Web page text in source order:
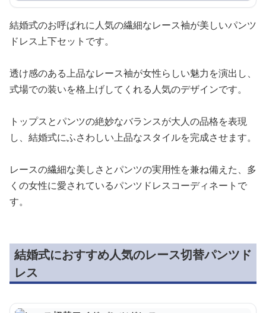
結婚式のお呼ばれに人気の繊細なレース袖が美しいパンツ
ドレス上下セットです。
透け感のある上品なレース袖が女性らしい魅力を演出し、
式場での装いを格上げしてくれる人気のデザインです。
トップスとパンツの絶妙なバランスが大人の品格を表現
し、結婚式にふさわしい上品なスタイルを完成させます。
レースの繊細な美しさとパンツの実用性を兼ね備えた、多
くの女性に愛されているパンツドレスコーディネートで
す。
結婚式におすすめ人気のレース切替パンツド
レス